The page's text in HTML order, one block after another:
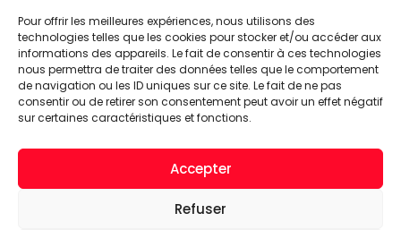
Pour offrir les meilleures expériences, nous utilisons des
technologies telles que les cookies pour stocker et/ou accéder aux
informations des appareils. Le fait de consentir à ces technologies
nous permettra de traiter des données telles que le comportement
de navigation ou les ID uniques sur ce site. Le fait de ne pas
consentir ou de retirer son consentement peut avoir un effet négatif
sur certaines caractéristiques et fonctions.
Accepter
Refuser
Non classé
LIRE PLUS